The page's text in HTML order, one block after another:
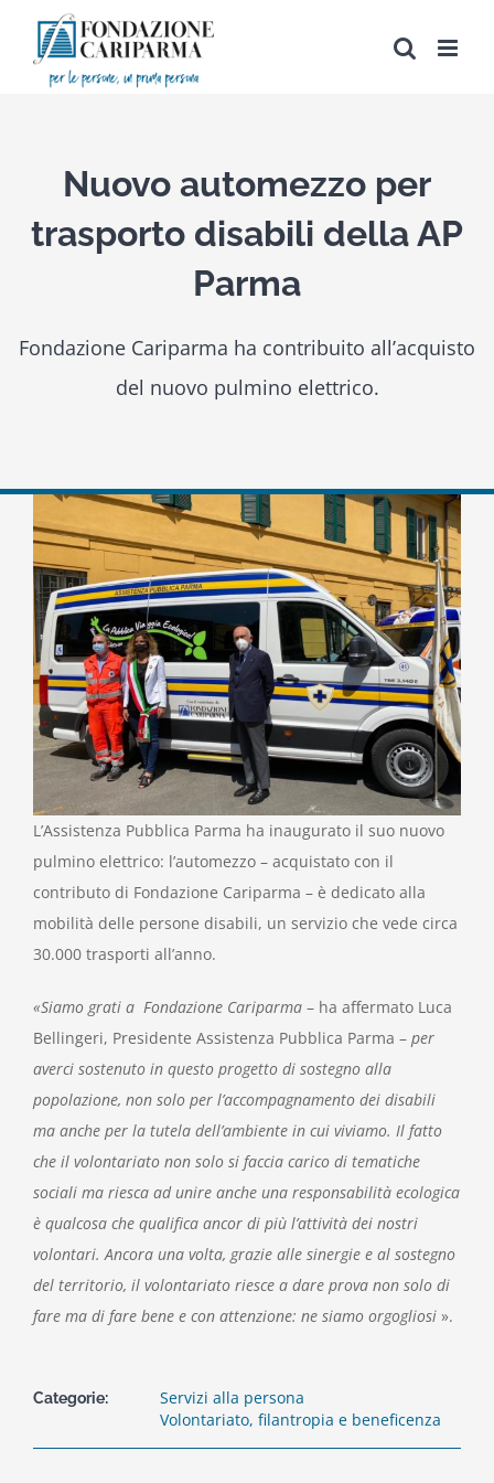
contenuto
Nuovo automezzo per
trasporto disabili della AP
Parma
Fondazione Cariparma ha contribuito all’acquisto
del nuovo pulmino elettrico.
View
Larger
Image
L’Assistenza Pubblica Parma ha inaugurato il suo nuovo
pulmino elettrico: l’automezzo – acquistato con il
contributo di Fondazione Cariparma – è dedicato alla
mobilità delle persone disabili, un servizio che vede circa
30.000 trasporti all’anno.
«Siamo grati a Fondazione Cariparma – ha affermato Luca
Bellingeri, Presidente Assistenza Pubblica Parma – per
averci sostenuto in questo progetto di sostegno alla
popolazione, non solo per l’accompagnamento dei disabili
ma anche per la tutela dell’ambiente in cui viviamo. Il fatto
che il volontariato non solo si faccia carico di tematiche
sociali ma riesca ad unire anche una responsabilità ecologica
è qualcosa che qualifica ancor di più l’attività dei nostri
volontari. Ancora una volta, grazie alle sinergie e al sostegno
del territorio, il volontariato riesce a dare prova non solo di
fare ma di fare bene e con attenzione: ne siamo orgogliosi ».
Categorie:
Servizi alla persona
Volontariato, filantropia e beneficenza